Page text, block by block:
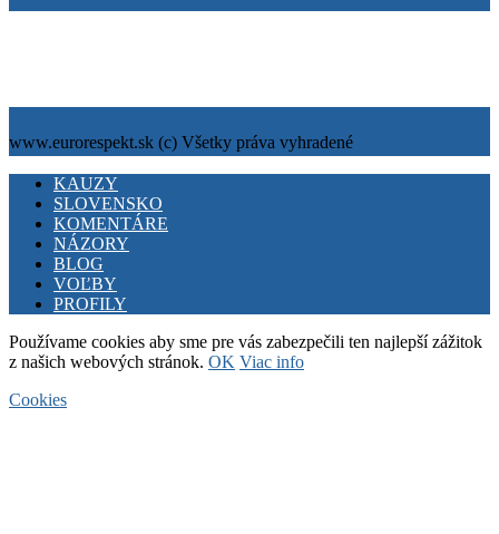
www.eurorespekt.sk (c) Všetky práva vyhradené
Facebook
Twitter
YoutubeKAUZY
SLOVENSKO
KOMENTÁRE
NÁZORY
BLOG
VOĽBY
PROFILY
Používame cookies aby sme pre vás zabezpečili ten najlepší zážitok
z našich webových stránok. OK Viac info
Cookies